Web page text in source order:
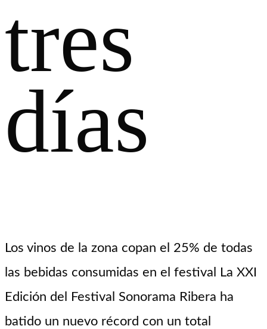
tres
días
Los vinos de la zona copan el 25% de todas
las bebidas consumidas en el festival La XXI
Edición del Festival Sonorama Ribera ha
batido un nuevo récord con un total